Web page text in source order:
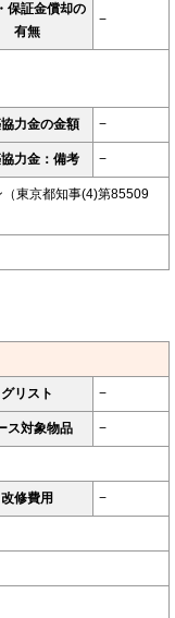
保証金償却の
有無
−
力金の金額 −
力金：備考 −
東京都知事(4)第85509
グリスト −
ス対象物品 −
改修費用 −